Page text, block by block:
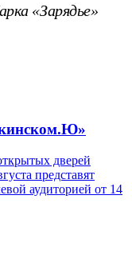
«Зарядье»
дверей
представят
аудиторией от 14